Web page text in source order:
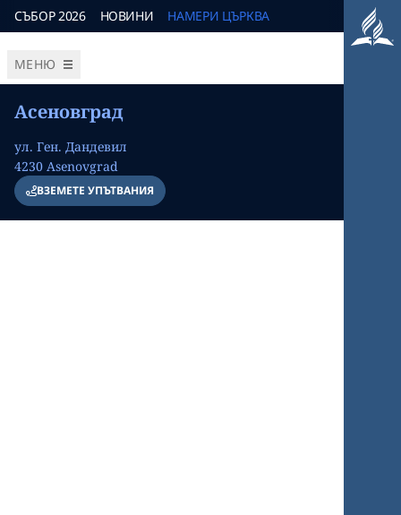
СЪБОР 2026 НОВИНИ НАМЕРИ ЦЪРКВА
МЕНЮ
Асеновград
ул. Ген. Дандевил
4230 Asenovgrad
ВЗЕМЕТЕ УПЪТВАНИЯ